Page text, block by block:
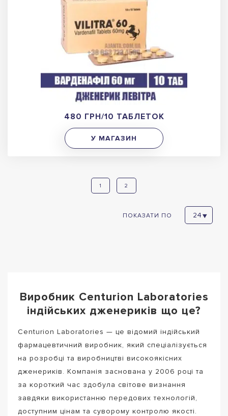
480 ГРН/10 ТАБЛЕТОК
У МАГАЗИН
1 2
ПОКАЗАТИ ПО
Виробник Centurion Laboratories
індійських дженериків що це?
Centurion Laboratories — це відомий індійський
фармацевтичний виробник, який спеціалізується
на розробці та виробництві високоякісних
дженериків. Компанія заснована у 2006 році та
за короткий час здобула світове визнання
завдяки використанню передових технологій,
доступним цінам та суворому контролю якості.